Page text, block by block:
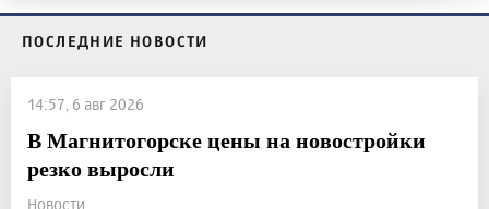
ПОСЛЕДНИЕ НОВОСТИ
14:57, 6 авг 2026
В Магнитогорске цены на новостройки
резко выросли
Новости